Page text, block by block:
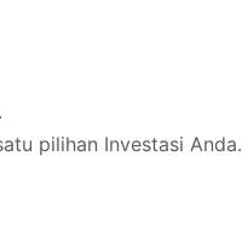
pilihan Investasi Anda.